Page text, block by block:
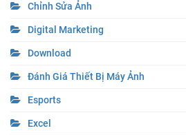
Chỉnh Sửa Ảnh
Digital Marketing
Download
Đánh Giá Thiết Bị Máy Ảnh
Esports
Excel